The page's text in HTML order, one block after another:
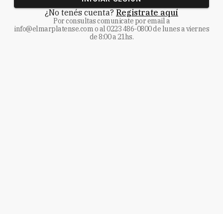
¿No tenés cuenta? Registrate aquí
Por consultas comunicate por email a
info@elmarplatense.como al0223 486-0800de lunes a viernes
de 8:00 a 21hs.